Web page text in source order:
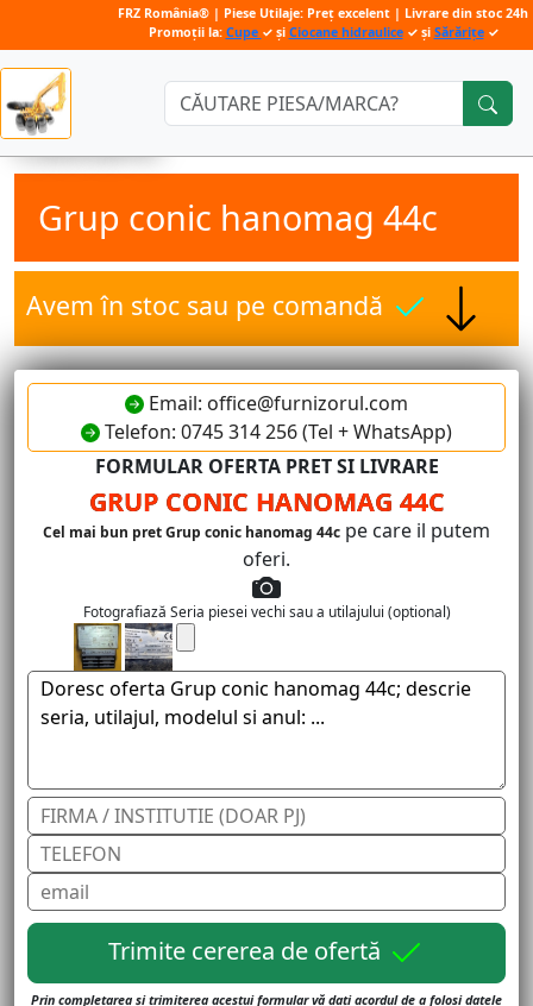
Căutare:
Grup conic hanomag 44c
Avem în stoc sau pe comandă
Email: office@furnizorul.com
Telefon: 0745 314 256 (Tel + WhatsApp)
FORMULAR OFERTA PRET SI LIVRARE
GRUP CONIC HANOMAG 44C
Cel mai bun pret Grup conic hanomag 44c pe care il putem
oferi.
Fotografiază Seria piesei vechi sau a utilajului (optional)
Trimite cererea de ofertă
Prin completarea și trimiterea acestui formular vă dați acordul de a folosi datele
FRZ România® | Piese Utilaje: Preț excelent | Livrare din stoc 24h
Promoții la: Cupe ✓ și Ciocane hidraulice✓ și Sărărițe✓